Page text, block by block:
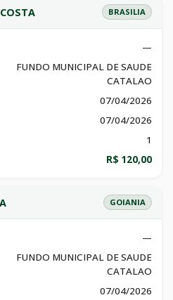
BRASILIA
—
FUNDO MUNICIPAL DE SAUDE
CATALAO
07/04/2026
07/04/2026
1
R$ 120,00
GOIANIA
—
FUNDO MUNICIPAL DE SAUDE
CATALAO
07/04/2026